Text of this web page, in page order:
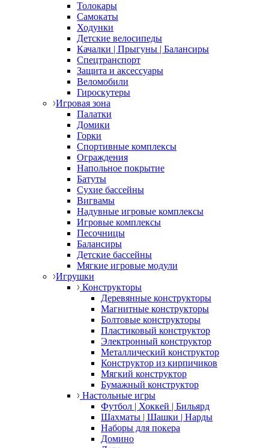
Толокары
Самокаты
Ходунки
Детские велосипеды
Качалки | Прыгуны | Балансиры
Спецтранспорт
Защита и аксессуары
Веломобили
Гироскутеры
Игровая зона
Палатки
Домики
Горки
Спортивные комплексы
Ограждения
Напольное покрытие
Батуты
Сухие бассейны
Вигвамы
Надувные игровые комплексы
Игровые комплексы
Песочницы
Балансиры
Детские бассейны
Мягкие игровые модули
Игрушки
Конструкторы
Деревянные конструкторы
Магнитные конструкторы
Болтовые конструкторы
Пластиковый конструктор
Электронный конструктор
Металлический конструктор
Конструктор из кирпичиков
Мягкий конструктор
Бумажный конструктор
Настольные игры
Футбол | Хоккей | Бильярд
Шахматы | Шашки | Нарды
Наборы для покера
Домино